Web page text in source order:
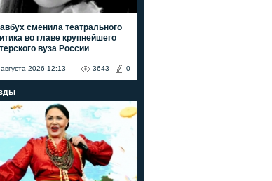
сменила театрального
во главе крупнейшего
вуза России
2026 12:13 0
3643